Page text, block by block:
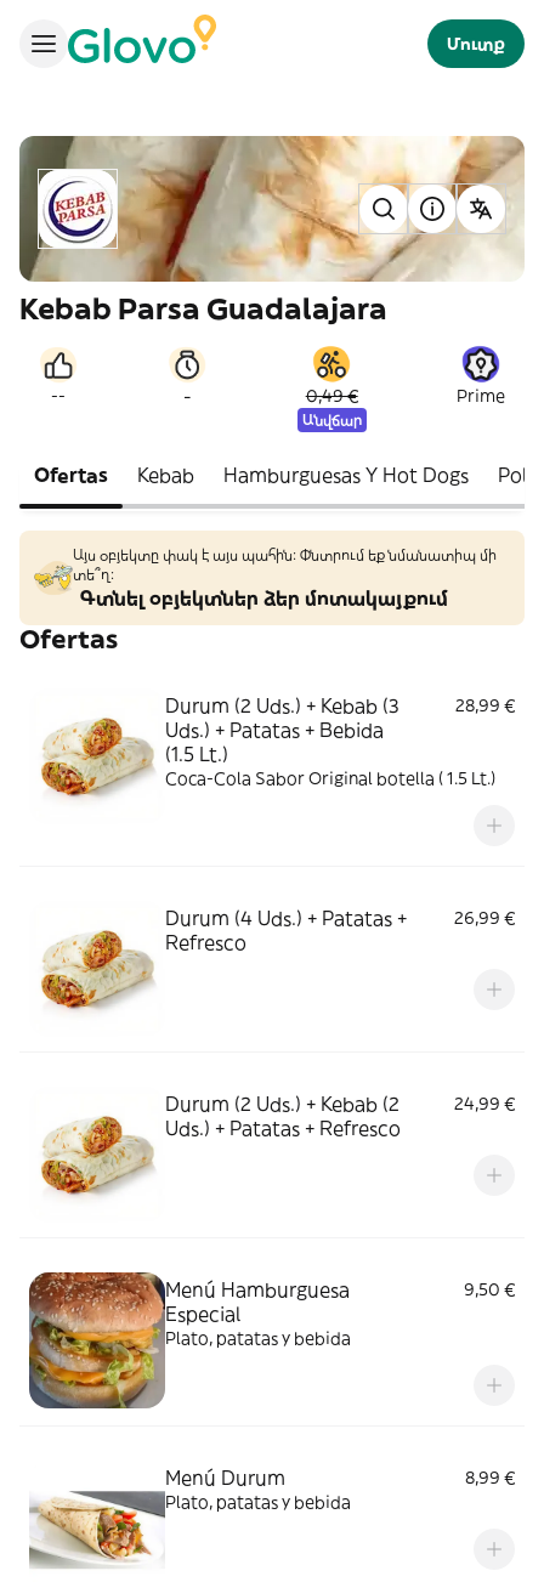
Մուտք
Kebab Parsa Guadalajara
-- - 0,49 €
Անվճար
Prime
Ofertas Kebab Hamburguesas Y Hot Dogs
Այս օբյեկտը փակ է այս պահին: Փնտրում եք նմանատիպ մի
տե՞ղ։
Գտնել օբյեկտներ ձեր մոտակայքում
Ofertas
Durum (2 Uds.) + Kebab (3
Uds.) + Patatas + Bebida
(1.5 Lt.)
28,99 €
Coca-Cola Sabor Original botella ( 1.5 Lt.)
Durum (4 Uds.) + Patatas +
Refresco
26,99 €
Durum (2 Uds.) + Kebab (2
Uds.) + Patatas + Refresco
24,99 €
Menú Hamburguesa
Especial
9,50 €
Plato, patatas y bebida
Menú Durum
8,99 €
Plato, patatas y bebida